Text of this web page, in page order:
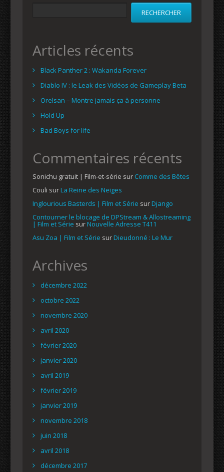
RECHERCHER
Articles récents
Black Panther 2 : Wakanda Forever
Diablo IV : le Leak des Vidéos de Gameplay Beta
Orelsan – Montre jamais ça à personne
Hold Up
Bad Boys for life
Commentaires récents
Sonichu gratuit | Film-et-série sur Comme des Bêtes
Couli surLa Reine des Neiges
Inglourious Basterds | Film et Série surDjango
Contourner le blocage de DPStream & Allostreaming
| Film et Série surNouvelle Adresse T411
Asu Zoa | Film et Série surDieudonné : Le Mur
Archives
décembre 2022
octobre 2022
novembre 2020
avril 2020
février 2020
janvier 2020
avril 2019
février 2019
janvier 2019
novembre 2018
juin 2018
avril 2018
décembre 2017